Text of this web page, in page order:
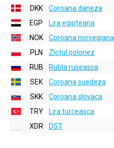
DKK
Coroana daneza
EGP
Lira egipteana
NOK
Coroana norvegiana
PLN
Zlotul polonez
RUB
Rubla ruseasca
SEK
Coroana suedeza
SKK
Coroana slovaca
TRY
Lira turceasca
XDR
DST